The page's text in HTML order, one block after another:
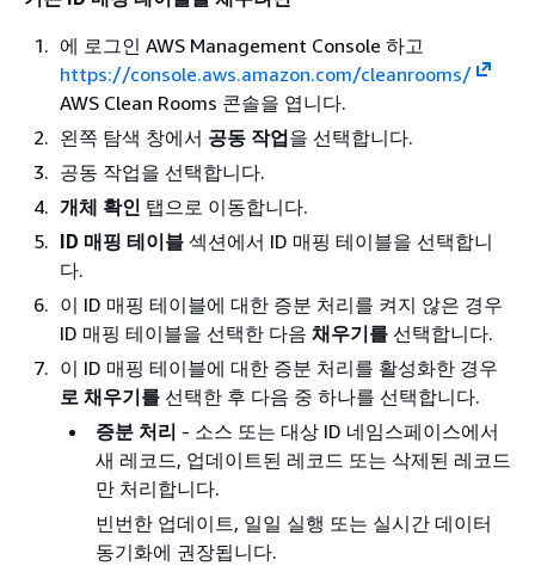
에 로그인 AWS Management Console 하고
https://console.aws.amazon.com/cleanrooms/
AWS Clean Rooms 콘솔을 엽니다.
왼쪽 탐색 창에서 공동 작업을 선택합니다.
공동 작업을 선택합니다.
개체 확인 탭으로 이동합니다.
ID 매핑 테이블 섹션에서 ID 매핑 테이블을 선택합니
다.
이 ID 매핑 테이블에 대한 증분 처리를 켜지 않은 경우
ID 매핑 테이블을 선택한 다음 채우기를 선택합니다.
이 ID 매핑 테이블에 대한 증분 처리를 활성화한 경우
로 채우기를 선택한 후 다음 중 하나를 선택합니다.
증분 처리 - 소스 또는 대상 ID 네임스페이스에서
새 레코드, 업데이트된 레코드 또는 삭제된 레코드
만 처리합니다.
빈번한 업데이트, 일일 실행 또는 실시간 데이터
동기화에 권장됩니다.